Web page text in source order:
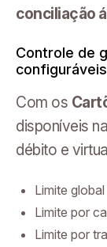
conciliação
Controle de
Com os
disponíveis
débito e
Limite
Limite por
Limite por